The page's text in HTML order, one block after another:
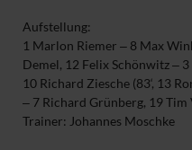
Aufstellung:
1 Marlon Riemer ‒ 8 Max
Demel, 12 Felix Schönwitz ‒
10 Richard Ziesche (83‘, 13
‒ 7 Richard Grünberg, 19 Tim
Trainer: Johannes Moschke